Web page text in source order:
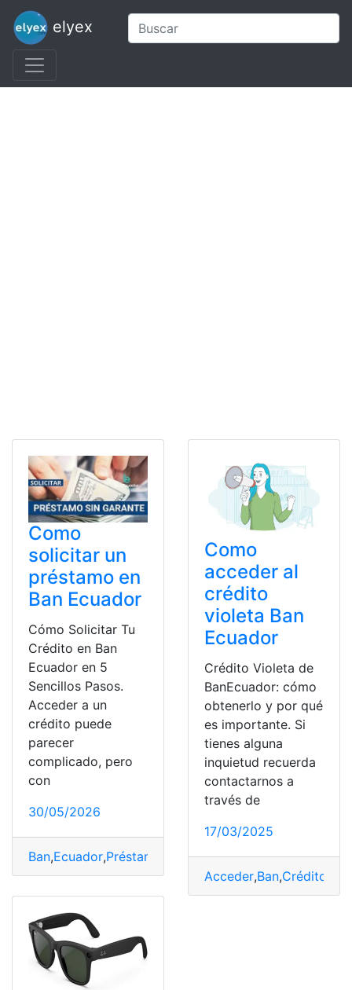
elyex
Como
solicitar un
préstamo en
Ban Ecuador
Cómo Solicitar Tu
Crédito en Ban
Ecuador en 5
Sencillos Pasos.
Acceder a un
crédito puede
parecer
complicado, pero
con
30/05/2026
Ban,Ecuador,Préstamo solicitar
Como
acceder al
crédito
violeta Ban
Ecuador
Crédito Violeta de
BanEcuador: cómo
obtenerlo y por qué
es importante. Si
tienes alguna
inquietud recuerda
contactarnos a
través de
17/03/2025
Acceder,Ban,Crédito